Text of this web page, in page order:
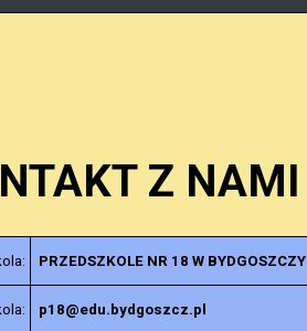
Z NAMI
PRZEDSZKOLE NR 18 W BYDGOSZCZY
p18@edu.bydgoszcz.pl